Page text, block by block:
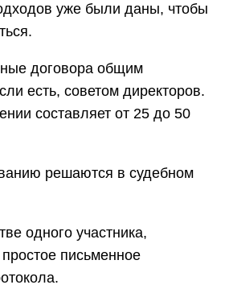
уже были даны, чтобы
договора общим
есть, советом директоров.
составляет от 25 до 50
решаются в судебном
одного участника,
письменное